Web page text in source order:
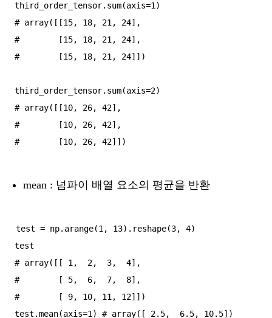
third_order_tensor.sum(axis=1)
# array([[15, 18, 21, 24],
#        [15, 18, 21, 24],
#        [15, 18, 21, 24]])
third_order_tensor.sum(axis=2)
# array([[10, 26, 42],
#        [10, 26, 42],
mean : 넘파이 배열 요소의 평균을 반환
test = np.arange(1, 13).reshape(3, 4)
test
# array([[ 1,  2,  3,  4],
#        [ 5,  6,  7,  8],
#        [ 9, 10, 11, 12]])